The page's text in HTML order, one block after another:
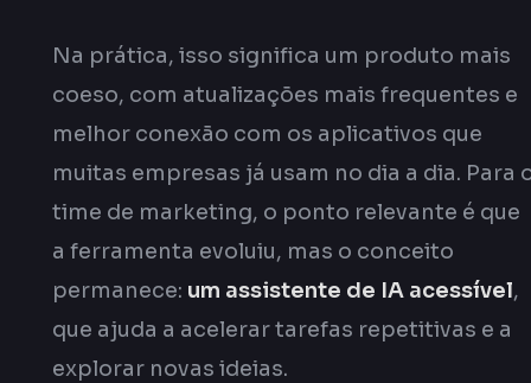
Na prática, isso significa um produto mais
coeso, com atualizações mais frequentes e
melhor conexão com os aplicativos que
muitas empresas já usam no dia a dia. Para
time de marketing, o ponto relevante é que
a ferramenta evoluiu, mas o conceito
permanece: um assistente de IA acessível,
que ajuda a acelerar tarefas repetitivas e a
explorar novas ideias.